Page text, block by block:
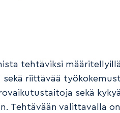
tehtäviksi
riittävää
sekä
Tehtävään valittavalla